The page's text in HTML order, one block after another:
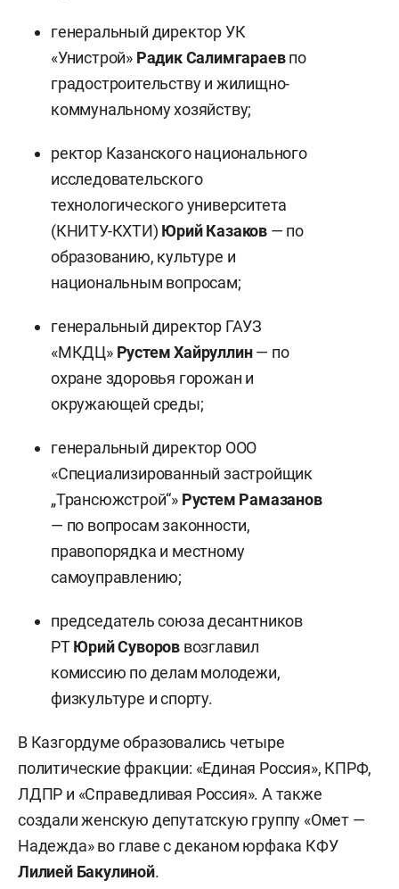
генеральный директор УК
«Унистрой» Радик Салимгараевпо
градостроительству и жилищно-
коммунальному хозяйству;
ректор Казанского национального
исследовательского
технологического университета
(КНИТУ-КХТИ) Юрий Казаков — по
образованию, культуре и
национальным вопросам;
генеральный директор ГАУЗ
«МКДЦ» Рустем Хайруллин— по
охране здоровья горожан и
окружающей среды;
генеральный директор ООО
«Специализированный застройщик
„Трансюжстрой“» Рустем Рамазанов
— по вопросам законности,
правопорядка и местному
самоуправлению;
председатель союза десантников
РТЮрий Суворов возглавил
комиссию по делам молодежи,
физкультуре и спорту.
В Казгордуме образовались четыре
политические фракции: «Единая Россия», КПРФ,
ЛДПР и «Справедливая Россия». А также
создали женскую депутатскую группу «Омет —
Надежда» во главе с деканом юрфака КФУ
Лилией Бакулиной.